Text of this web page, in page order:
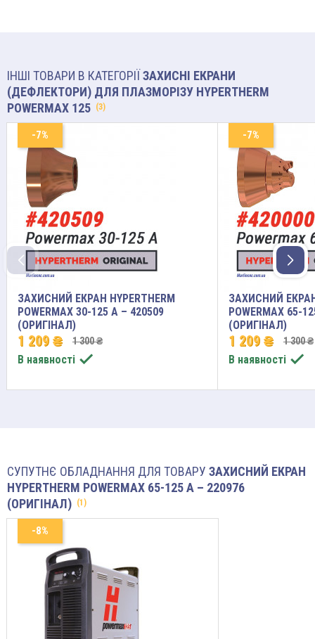
ІНШІ ТОВАРИ В КАТЕГОРІЇ ЗАХИСНІ ЕКРАНИ
(ДЕФЛЕКТОРИ) ДЛЯ ПЛАЗМОРІЗУ HYPERTHERM
POWERMAX 125 (3)
ЗАХИСНИЙ ЕКРАН HYPERTHERM
POWERMAX 30-125 A – 420509
(ОРИГІНАЛ)
1 209 ₴ 1 300 ₴
В наявності 
-7%
ЗАХИСНИЙ ЕКРАН
POWERMAX 65-
(ОРИГІНАЛ)
1 209 ₴ 1 300 ₴
В наявності 
-7%
СУПУТНЄ ОБЛАДНАННЯ ДЛЯ ТОВАРУ ЗАХИСНИЙ ЕКРАН
HYPERTHERM POWERMAX 65-125 A – 220976
(ОРИГІНАЛ) (1)
-8%